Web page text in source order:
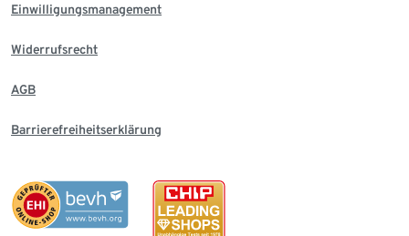
Einwilligungsmanagement
Widerrufsrecht
AGB
Barrierefreiheitserklärung